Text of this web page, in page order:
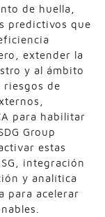
de huella,
predictivos que
extender la
y al ámbito
de
para habilitar
Group
estas
integración
y analítica
para acelerar